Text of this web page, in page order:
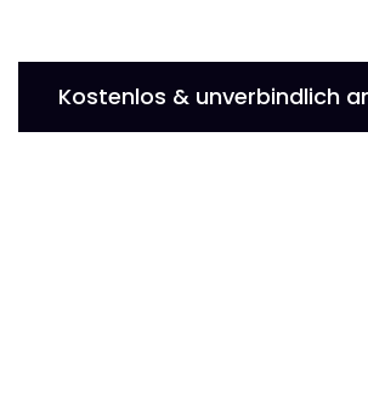
Kostenlos & unverbindlich